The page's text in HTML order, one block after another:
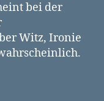
bei der
Witz, Ironie